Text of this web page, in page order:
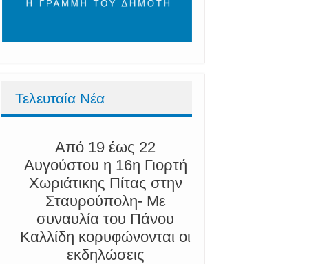
Τελευταία Νέα
Από 19 έως 22
Αυγούστου η 16η Γιορτή
Χωριάτικης Πίτας στην
Σταυρούπολη- Με
συναυλία του Πάνου
Καλλίδη κορυφώνονται οι
εκδηλώσεις